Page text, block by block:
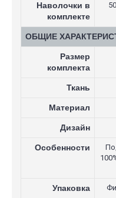
Наволочки в
комплекте
ОБЩИЕ
Размер
комплекта
Ткань
Материал
Дизайн
Особенности
Упаковка